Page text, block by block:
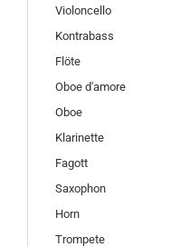
Violoncello
Kontrabass
Flöte
Oboe d'amore
Oboe
Klarinette
Fagott
Saxophon
Horn
Trompete